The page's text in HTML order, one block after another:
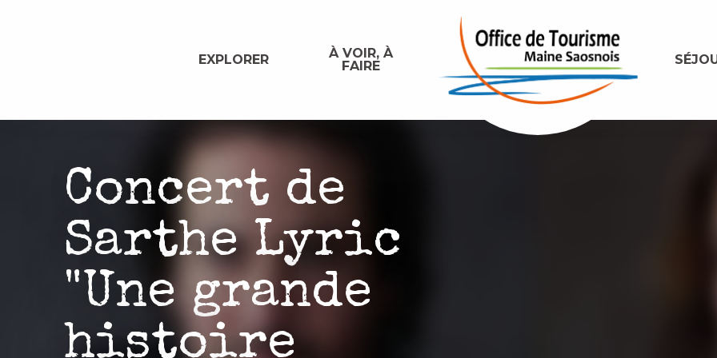
EXPLORER
À VOIR, À
FAIRE
Concert de
Sarthe Lyric
"Une grande
histoire